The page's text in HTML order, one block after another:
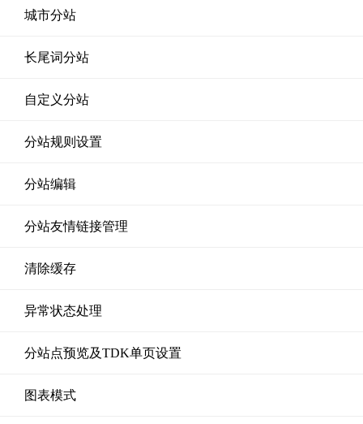
城市分站
长尾词分站
自定义分站
分站规则设置
分站编辑
分站友情链接管理
清除缓存
异常状态处理
分站点预览及TDK单页设置
图表模式